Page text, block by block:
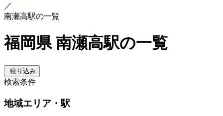
／
南瀬高駅の一覧
福岡県 南瀬高駅の一覧
絞り込み
検索条件
地域エリア・駅